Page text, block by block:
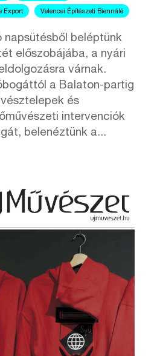
Export Velencei Építészeti Biennálé
napsütésből beléptünk
előszobájába, a nyári
várnak.
a Balaton-partig
és
intervenciók
belenéztünk a...